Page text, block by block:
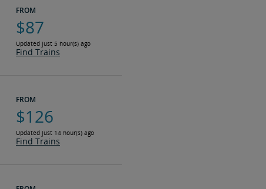
FROM
$87
Updated just 5 hour(s) ago
Find Trains
FROM
$126
Updated just 14 hour(s) ago
Find Trains